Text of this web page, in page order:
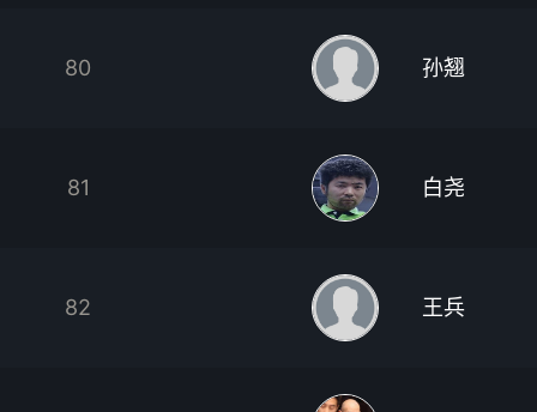
80 孙翘
81 白尧
82 王兵